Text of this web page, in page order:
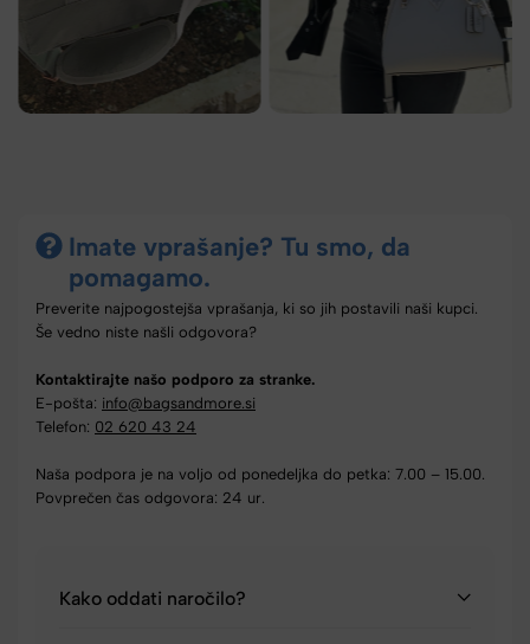
Imate vprašanje? Tu smo, da
pomagamo.
Preverite najpogostejša vprašanja, ki so jih postavili naši kupci.
Še vedno niste našli odgovora?
Kontaktirajte našo podporo za stranke.
E-pošta: info@bagsandmore.si
Telefon: 02 620 43 24
Naša podpora je na voljo od ponedeljka do petka: 7.00 – 15.00.
Povprečen čas odgovora: 24 ur.
Kako oddati naročilo?